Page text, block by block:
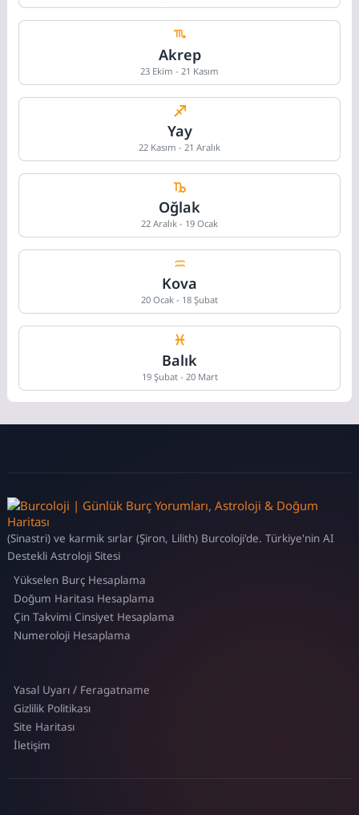
Akrep
23 Ekim - 21 Kasım
Yay
22 Kasım - 21 Aralık
Oğlak
22 Aralık - 19 Ocak
Kova
20 Ocak - 18 Şubat
Balık
19 Şubat - 20 Mart
(Sinastri) ve karmik sırlar (Şiron, Lilith) Burcoloji'de. Türkiye'nin AI
Destekli Astroloji Sitesi
Yükselen Burç Hesaplama
Doğum Haritası Hesaplama
Çin Takvimi Cinsiyet Hesaplama
Numeroloji Hesaplama
Yasal Uyarı / Feragatname
Gizlilik Politikası
Site Haritası
İletişim